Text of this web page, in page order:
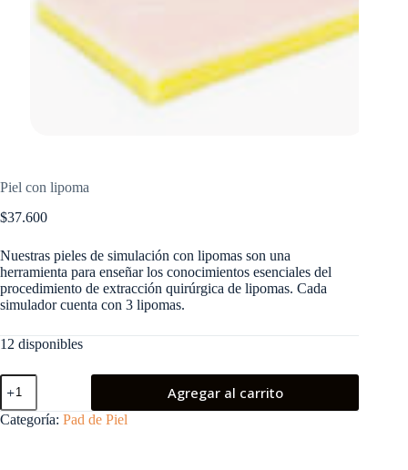
Piel con lipoma
$37.600
Nuestras pieles de simulación con lipomas son una
herramienta para enseñar los conocimientos esenciales del
procedimiento de extracción quirúrgica de lipomas. Cada
simulador cuenta con 3 lipomas.
12 disponibles
Piel
con
lipoma
cantidad
Agregar al carrito
Categoría: Pad de Piel